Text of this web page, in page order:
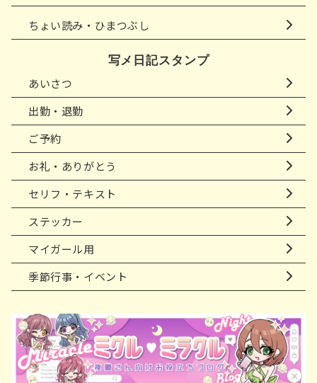
ちょい読み・ひまつぶし
写メ日記スタンプ
あいさつ
出勤・退勤
ご予約
お礼・ありがとう
セリフ・テキスト
ステッカー
マイガール用
季節行事・イベント